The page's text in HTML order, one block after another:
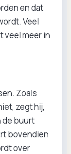
en dat
Veel
veel meer in
Zoals
zegt hij,
de buurt
bovendien
over